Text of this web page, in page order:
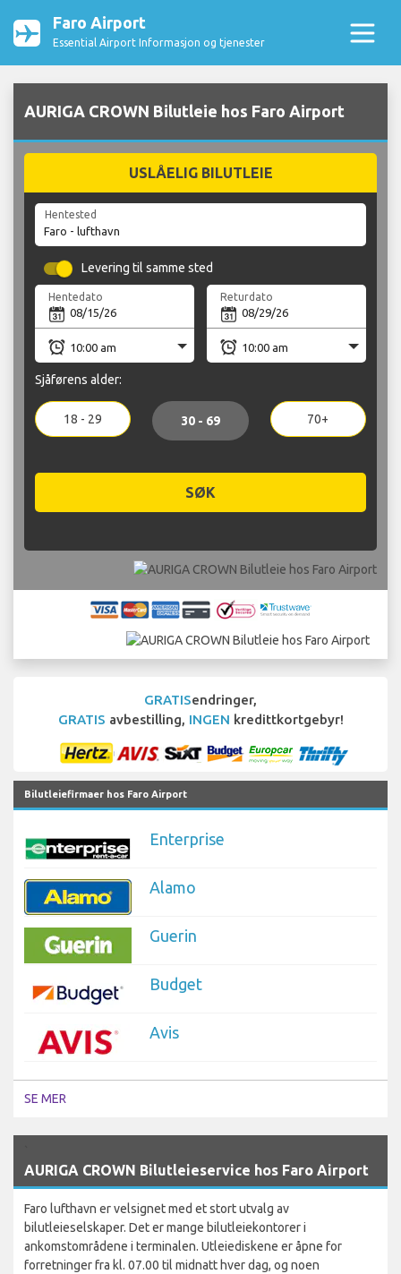
Faro Airport
Essential Airport Informasjon og tjenester
AURIGA CROWN Bilutleie hos Faro Airport
USLÅELIG BILUTLEIE
Hentested
Levering til samme sted
Hentedato Returdato
Sjåførens alder:
18 - 29 30 - 69 70+
SØK
GRATISendringer,
GRATIS avbestilling, INGEN kredittkortgebyr!
Bilutleiefirmaer hos Faro Airport
Enterprise
Alamo
Guerin
Budget
Avis
SE MER
AURIGA CROWN Bilutleieservice hos Faro Airport
Faro lufthavn er velsignet med et stort utvalg av
bilutleieselskaper. Det er mange bilutleiekontorer i
ankomstområdene i terminalen. Utleiediskene er åpne for
forretninger fra kl. 07.00 til midnatt hver dag, og noen